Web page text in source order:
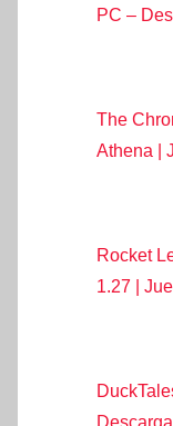
PC –
The
Athena |
Rocket
1.27 |